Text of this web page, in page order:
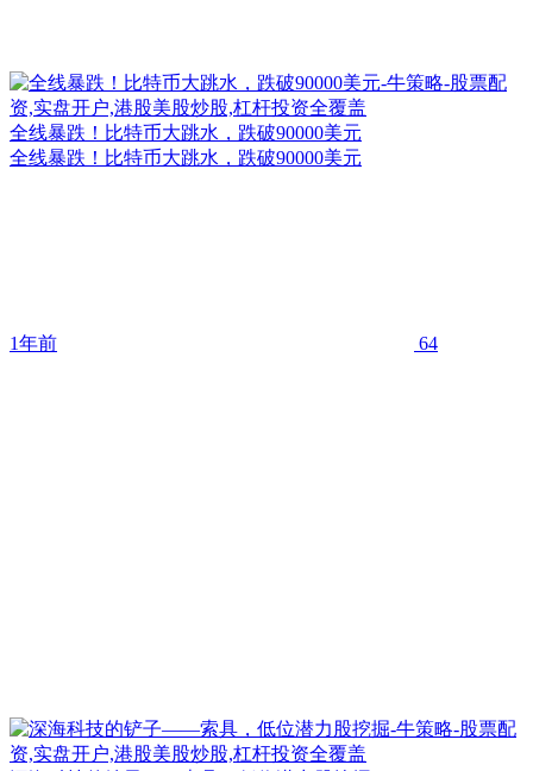
全线暴跌！比特币大跳水，跌破90000美元
全线暴跌！比特币大跳水，跌破90000美元
1年前 64